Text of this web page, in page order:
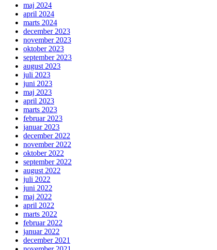
maj 2024
april 2024
marts 2024
december 2023
november 2023
oktober 2023
september 2023
august 2023
juli 2023
juni 2023
maj 2023
april 2023
marts 2023
februar 2023
januar 2023
december 2022
november 2022
oktober 2022
september 2022
august 2022
juli 2022
juni 2022
maj 2022
april 2022
marts 2022
februar 2022
januar 2022
december 2021